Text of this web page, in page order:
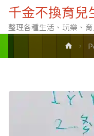
千金不換育兒
整理各種生活、玩樂、